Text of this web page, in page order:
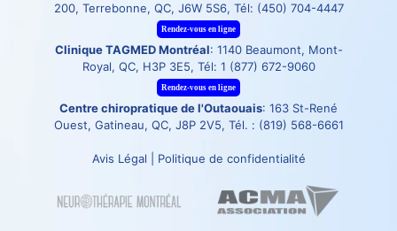
200, Terrebonne, QC, J6W 5S6, Tél: (450) 704-4447
Rendez-vous en ligne
Clinique TAGMED Montréal: 1140 Beaumont, Mont-
Royal, QC, H3P 3E5, Tél: 1 (877) 672-9060
Rendez-vous en ligne
Centre chiropratique de l'Outaouais: 163 St-René
Ouest, Gatineau, QC, J8P 2V5, Tél. : (819) 568-6661
Avis Légal Politique de confidentialité